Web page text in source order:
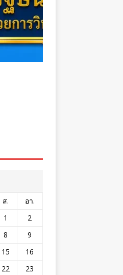
ส.
อา.
1
2
8
9
15
16
22
23